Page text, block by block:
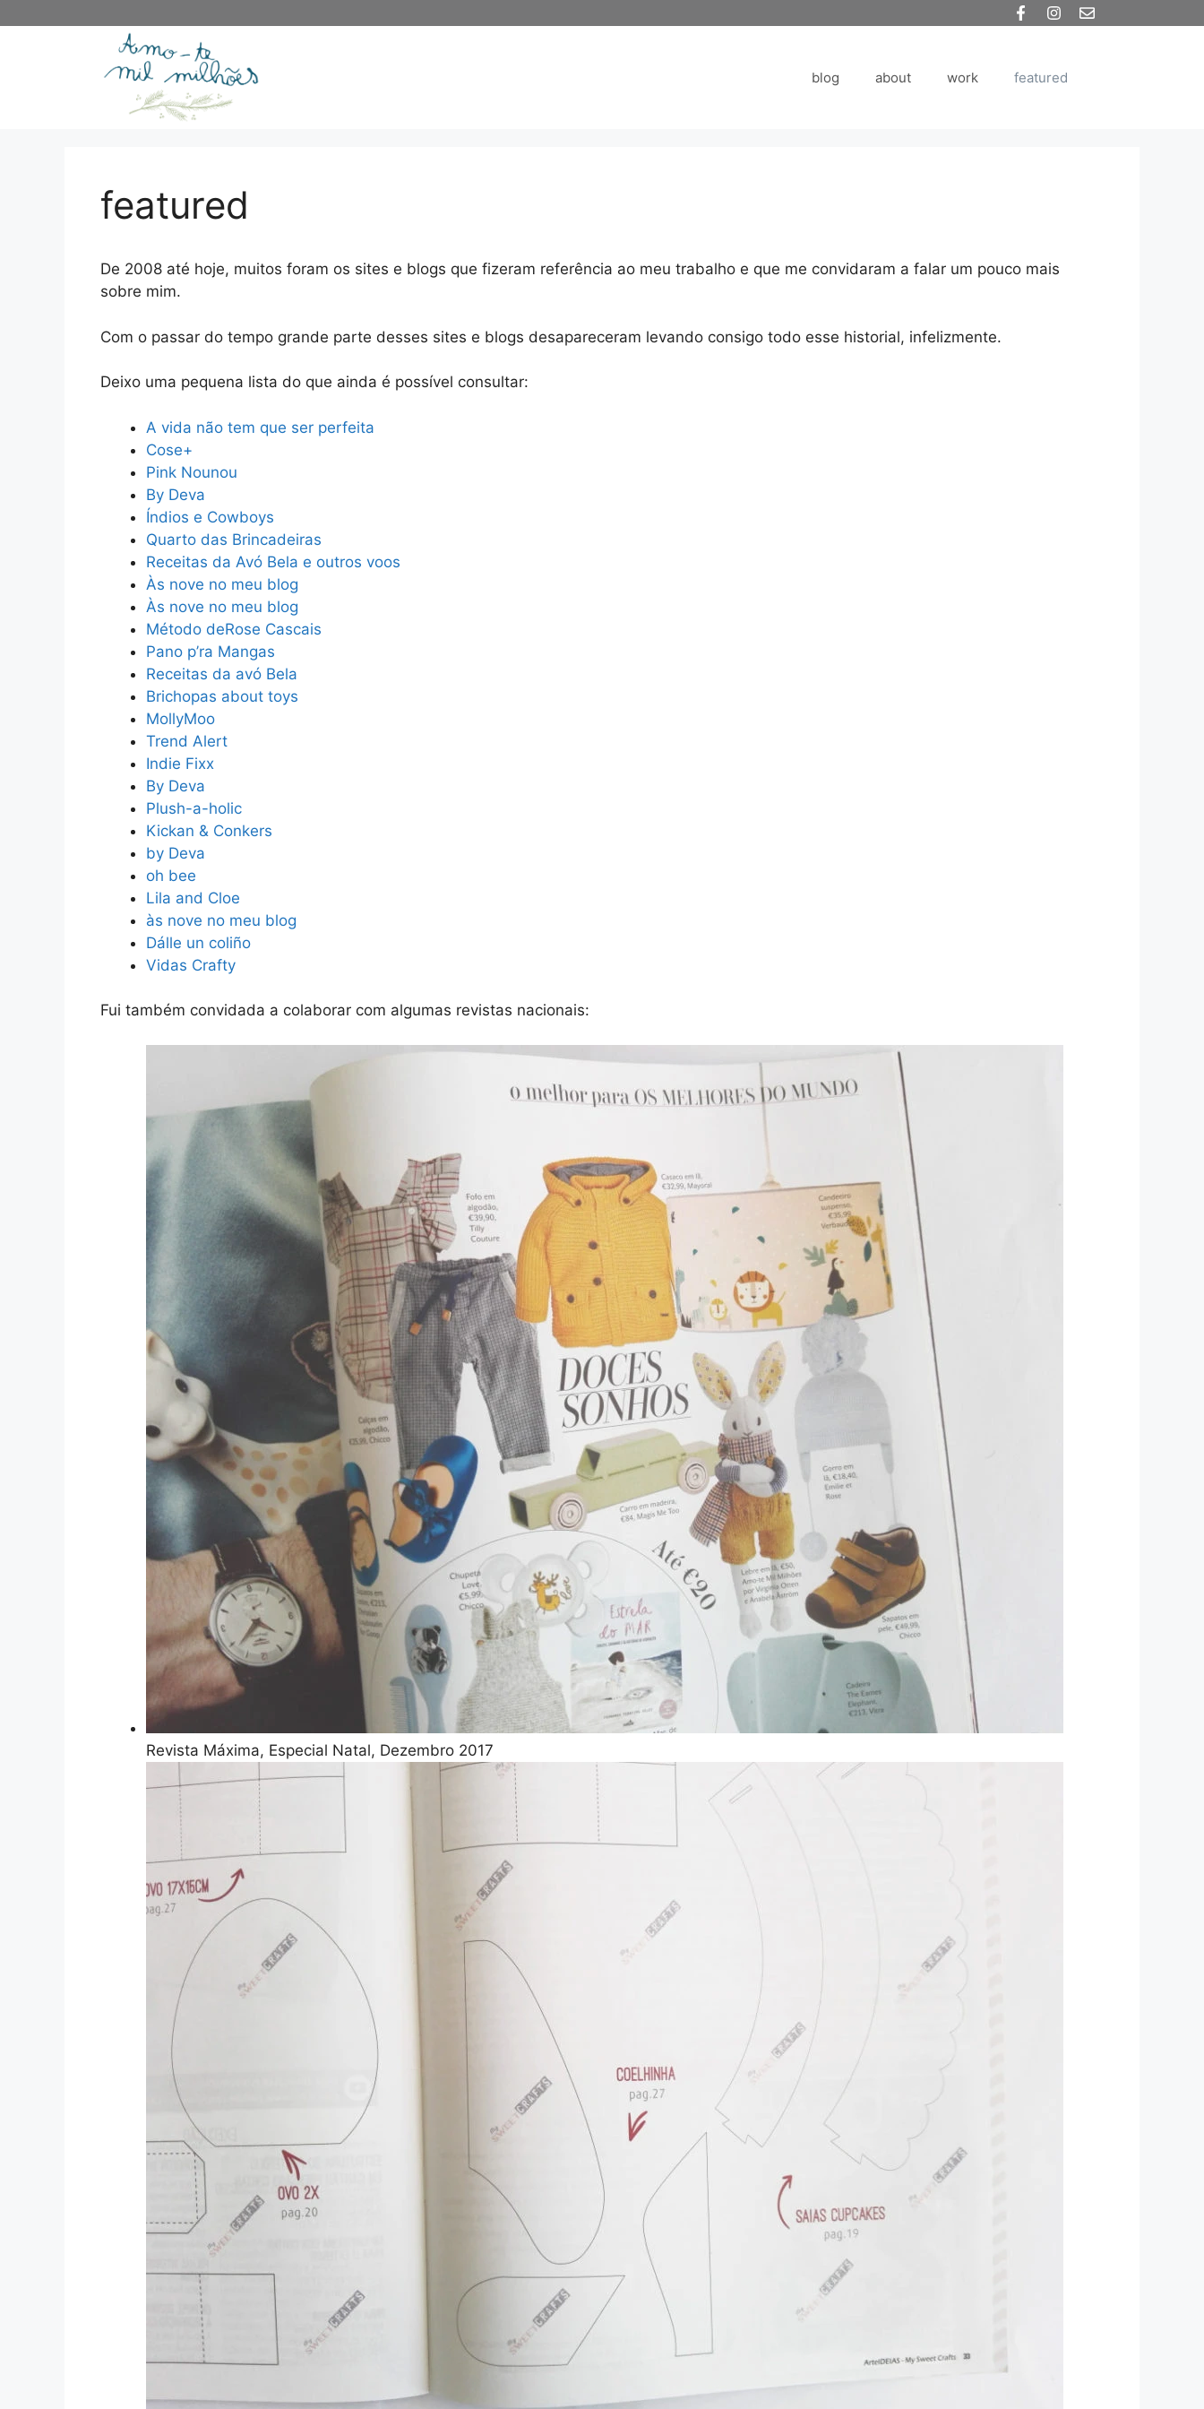
blog about work featured
featured
De 2008 até hoje, muitos foram os sites e blogs que fizeram referência ao meu trabalho e que me convidaram a falar um pouco mais
sobre mim.
Com o passar do tempo grande parte desses sites e blogs desapareceram levando consigo todo esse historial, infelizmente.
Deixo uma pequena lista do que ainda é possível consultar:
A vida não tem que ser perfeita
Cose+
Pink Nounou
By Deva
Índios e Cowboys
Quarto das Brincadeiras
Receitas da Avó Bela e outros voos
Às nove no meu blog
Às nove no meu blog
Método deRose Cascais
Pano p’ra Mangas
Receitas da avó Bela
Brichopas about toys
MollyMoo
Trend Alert
Indie Fixx
By Deva
Plush-a-holic
Kickan & Conkers
by Deva
oh bee
Lila and Cloe
às nove no meu blog
Dálle un coliño
Vidas Crafty
Fui também convidada a colaborar com algumas revistas nacionais:
Revista Máxima, Especial Natal, Dezembro 2017